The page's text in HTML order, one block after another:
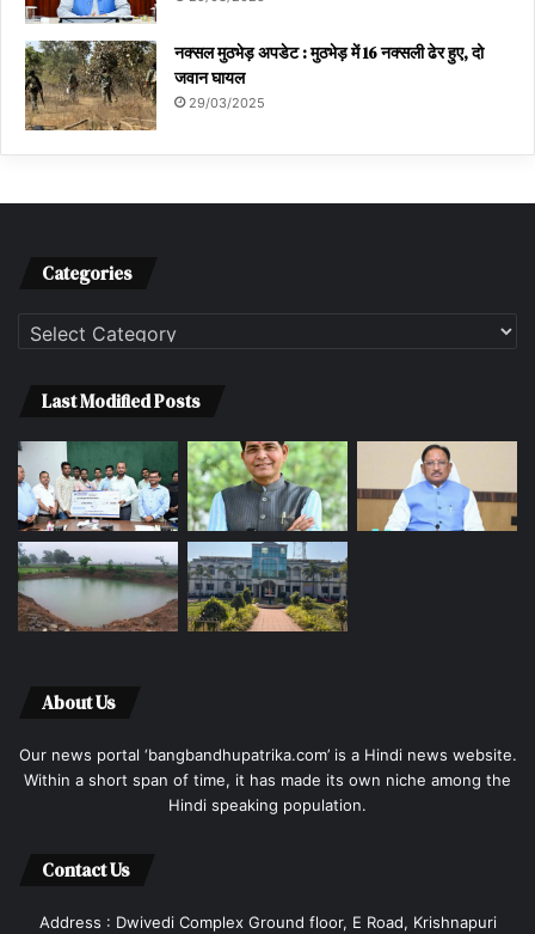
नक्सल मुठभेड़ अपडेट : मुठभेड़ में 16 नक्सली ढेर हुए, दो
जवान घायल
29/03/2025
Categories
Categories
Last Modified Posts
About Us
Our news portal ‘bangbandhupatrika.com’ is a Hindi news website.
Within a short span of time, it has made its own niche among the
Hindi speaking population.
Contact Us
Address : Dwivedi Complex Ground floor, E Road, Krishnapuri